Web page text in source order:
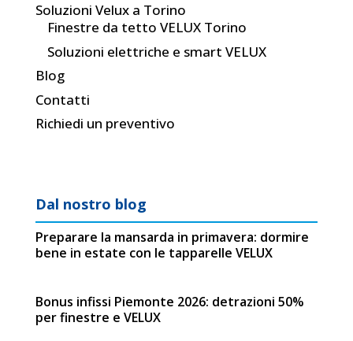
Soluzioni Velux a Torino
Finestre da tetto VELUX Torino
Soluzioni elettriche e smart VELUX
Blog
Contatti
Richiedi un preventivo
Dal nostro blog
Preparare la mansarda in primavera: dormire
bene in estate con le tapparelle VELUX
Bonus infissi Piemonte 2026: detrazioni 50%
per finestre e VELUX